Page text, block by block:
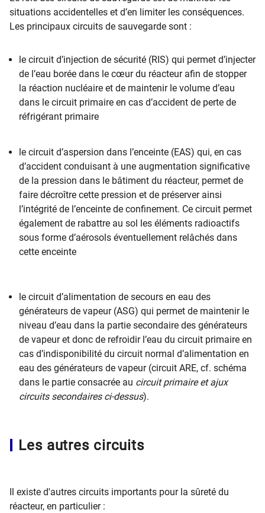
situations accidentelles et d’en limiter les conséquences.
Les principaux circuits de sauvegarde sont :
le circuit d’injection de sécurité (RIS) qui permet d’injecter
de l’eau borée dans le cœur du réacteur afin de stopper
la réaction nucléaire et de maintenir le volume d’eau
dans le circuit primaire en cas d’accident de perte de
réfrigérant primaire
le circuit d’aspersion dans l’enceinte (EAS) qui, en cas
d’accident conduisant à une augmentation significative
de la pression dans le bâtiment du réacteur, permet de
faire décroître cette pression et de préserver ainsi
l’intégrité de l’enceinte de confinement. Ce circuit permet
également de rabattre au sol les éléments radioactifs
sous forme d’aérosols éventuellement relâchés dans
cette enceinte
le circuit d’alimentation de secours en eau des
générateurs de vapeur (ASG) qui permet de maintenir le
niveau d’eau dans la partie secondaire des générateurs
de vapeur et donc de refroidir l’eau du circuit primaire en
cas d’indisponibilité du circuit normal d’alimentation en
eau des générateurs de vapeur (circuit ARE, cf. schéma
dans le partie consacrée au circuit primaire et ajux
circuits secondaires ci-dessus).
Les autres circuits
Il existe d'autres circuits importants pour la sûreté du
réacteur, en particulier :